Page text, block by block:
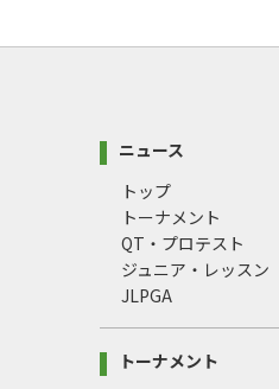
ニュース
トップ
トーナメント
QT・プロテスト
ジュニア・レッスン
JLPGA
トーナメント